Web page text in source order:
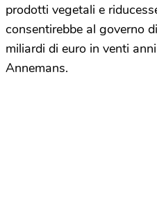
prodotti vegetali e
consentirebbe al governo
miliardi di euro in venti
Annemans.